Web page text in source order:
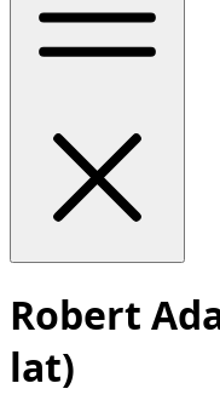
Robert
lat)